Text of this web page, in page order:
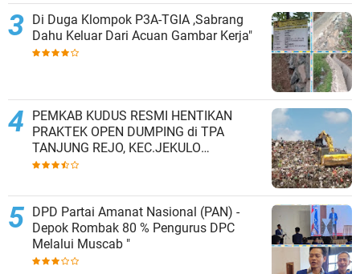
Di Duga Klompok P3A-TGIA ,Sabrang
Dahu Keluar Dari Acuan Gambar Kerja"
PEMKAB KUDUS RESMI HENTIKAN
PRAKTEK OPEN DUMPING di TPA
TANJUNG REJO, KEC.JEKULO
KAB.KUDUS,BERLAKUKAN SISTEM
DPD Partai Amanat Nasional (PAN) -
Depok Rombak 80 % Pengurus DPC
Melalui Muscab "